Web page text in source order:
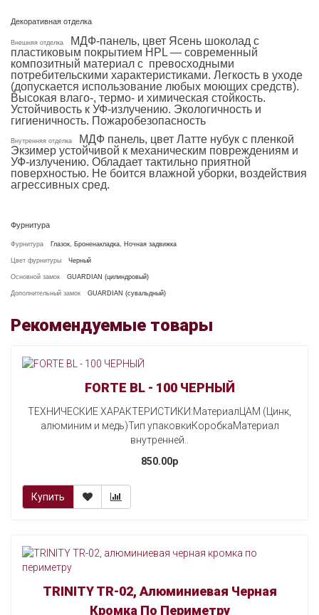
Декоративная отделка
Внешняя отделка
МДФ-панель, цвет Ясень шоколад с
пластиковым покрытием HPL — современный
композитный материал с превосходными
потребительскими характеристиками. Легкость в уходе
(допускается использование любых моющих средств).
Высокая влаго-, термо- и химическая стойкость.
Устойчивость к УФ-излучению. Экологичность и
гигиеничность. Пожаробезопасность
Внутренняя отделка
МДФ панель, цвет Латте нубук с пленкой
Экзимер устойчивой к механическим повреждениям и
УФ-излучению. Обладает тактильно приятной
поверхностью. Не боится влажной уборки, воздействия
агрессивных сред.
Фурнитура
Фурнитура Глазок, Броненакладка, Ночная задвижка
Цвет фурнитуры Черный
Основной замок GUARDIAN (цилиндровый)
Дополнительный замок GUARDIAN (сувальдный)
Рекомендуемые товары
FORTE BL - 100 ЧЕРНЫЙ
ТЕХНИЧЕСКИЕ ХАРАКТЕРИСТИКИ:МатериалЦАМ (Цинк,
алюминим и медь)Тип упаковкиКоробкаМатериал
внутренней..
850.00p
Купить
TRINITY TR-02, Алюминиевая Черная
Кромка По Периметру